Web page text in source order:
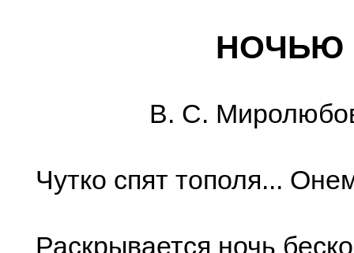
НОЧЬЮ
В. С.
Чутко спят тополя...
Раскрывается ночь